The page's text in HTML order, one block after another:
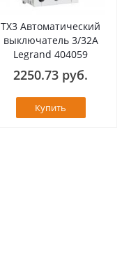
TX3 Автоматический
выключатель 3/32А
Legrand 404059
2250.73 руб.
Купить